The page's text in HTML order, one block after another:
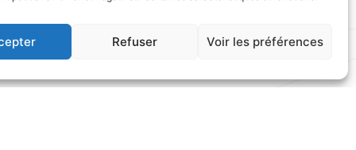
Refuser Voir les préférences